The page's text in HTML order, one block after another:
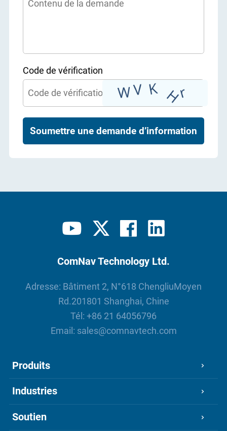
Code de vérification
Soumettre une demande d’information
ComNav Technology Ltd.
Adresse: Bâtiment 2, N°618 ChengliuMoyen
Rd.201801 Shanghai, Chine
Tél: +86 21 64056796
Email: sales@comnavtech.com
Produits
Industries
Soutien